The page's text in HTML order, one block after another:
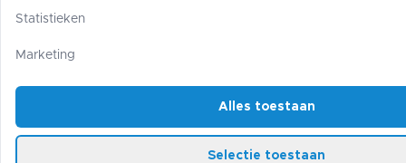
Pokémon
Gem Pack Vol. 3 Gengar Booster
gebruik van hun diensten.
Statistieken
Marketing
Alles toestaan
Selectie toestaan